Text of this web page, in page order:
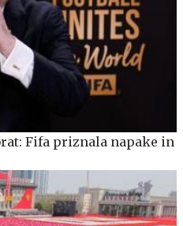
Fifa priznala napake in